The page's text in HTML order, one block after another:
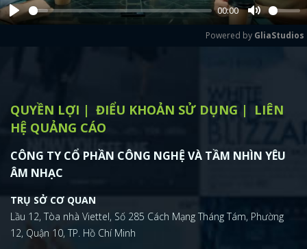
Play
00:00
Mute
Powered by GliaStudios
QUYỀN LỢI ĐIỂU KHOẢN SỬ DỤNG
LIÊN
HỆ QUẢNG CÁO
CÔNG TY CỔ PHẦN CÔNG NGHỆ VÀ TẦM NHÌN YÊU
ÂM NHẠC
TRỤ SỞ CƠ QUAN
Lầu 12, Tòa nhà Viettel, Số 285 Cách Mạng Tháng Tám, Phường
12, Quận 10, TP. Hồ Chí Minh